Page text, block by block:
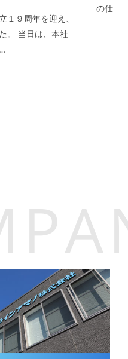
１９周年を迎え、
。 当日は、本社
の仕事